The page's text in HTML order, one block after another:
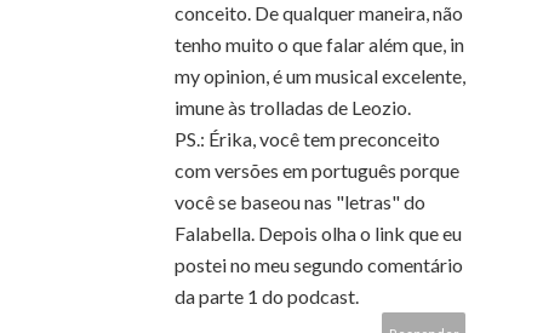
conceito. De qualquer maneira, não
tenho muito o que falar além que, in
my opinion, é um musical excelente,
imune às trolladas de Leozio.
PS.: Érika, você tem preconceito
com versões em português porque
você se baseou nas "letras" do
Falabella. Depois olha o link que eu
postei no meu segundo comentário
da parte 1 do podcast.